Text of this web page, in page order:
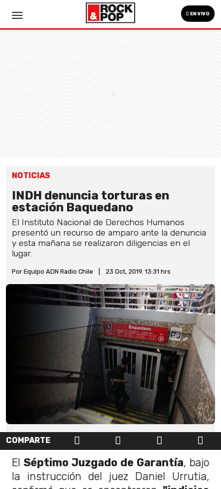
EN VIVO
NOTICIAS
INDH denuncia torturas en
estación Baquedano
El Instituto Nacional de Derechos Humanos
presentó un recurso de amparo ante la denuncia
y esta mañana se realizaron diligencias en el
lugar.
Por Equipo ADN Radio Chile 23 Oct, 2019. 13:31 hrs
COMPARTE
El Séptimo Juzgado de Garantía, bajo
la instrucción del juez Daniel Urrutia,